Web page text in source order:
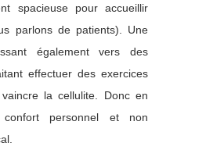
spacieuse pour accueillir
parlons de patients). Une
également vers des
effectuer des exercices
la cellulite. Donc en
personnel et non